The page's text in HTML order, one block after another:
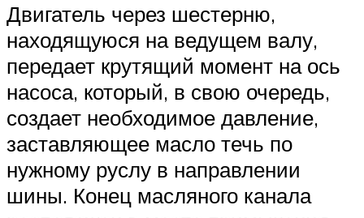
Двигатель через шестерню,
находящуюся на ведущем валу,
передает крутящий момент на ось
насоса, который, в свою очередь,
создает необходимое давление,
заставляющее масло течь по
нужному руслу в направлении
шины. Конец масляного канала